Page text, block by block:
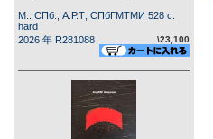
М.: СПб., А.Р.Т; СПбГМТМИ 528 c.
hard
2026 年 R281088
\23,100